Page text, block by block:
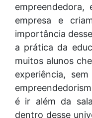
empresa e
importância
a prática da
muitos alunos
experiência,
é ir além da
dentro desse